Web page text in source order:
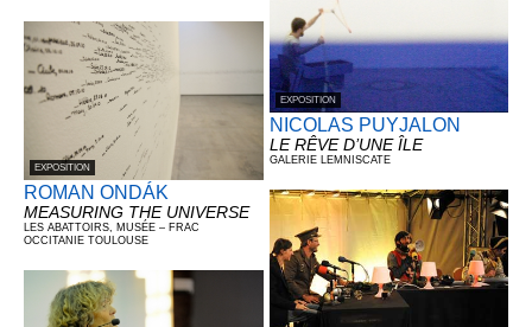
EXPOSITION
ROMAN ONDÁK
MEASURING THE UNIVERSE
LES ABATTOIRS, MUSÉE – FRAC
OCCITANIE TOULOUSE
EXPOSITION
NICOLAS PUYJALON
LE RÊVE D’UNE ÎLE
GALERIE LEMNISCATE